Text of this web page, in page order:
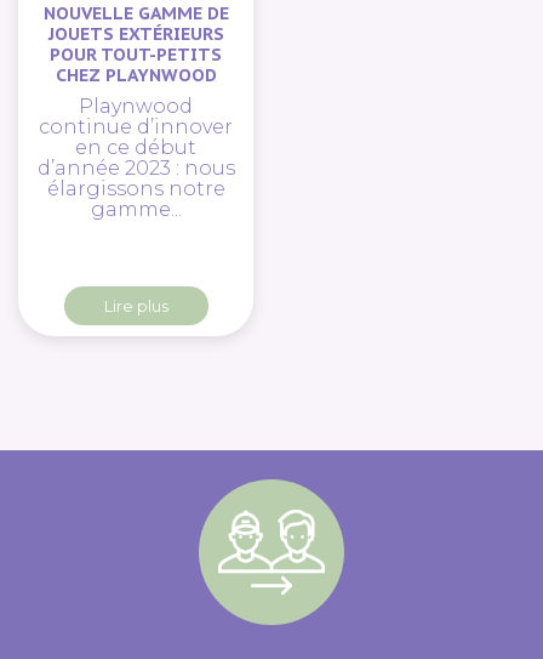
NOUVELLE GAMME DE
JOUETS EXTÉRIEURS
POUR TOUT-PETITS
CHEZ PLAYNWOOD
Playnwood
continue d’innover
en ce début
d’année 2023 : nous
élargissons notre
gamme...
Lire plus